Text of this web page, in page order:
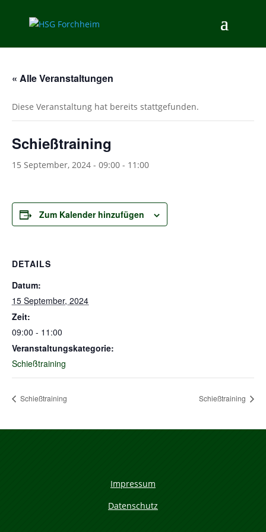
« Alle Veranstaltungen
Diese Veranstaltung hat bereits stattgefunden.
Schießtraining
15 September, 2024 - 09:00 - 11:00
Zum Kalender hinzufügen
DETAILS
Datum:
15 September, 2024
Zeit:
09:00 - 11:00
Veranstaltungskategorie:
Schießtraining
Schießtraining Schießtraining
Impressum
Datenschutz